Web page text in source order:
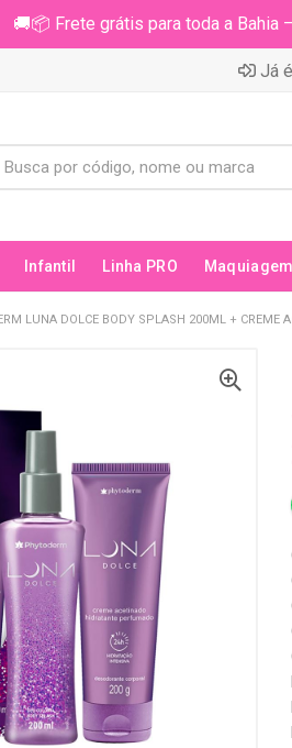
🚚📦 Frete grátis para toda a Bahia
Já
Infantil Linha PRO Maquiagem
LUNA DOLCE BODY SPLASH 200ML + CREME